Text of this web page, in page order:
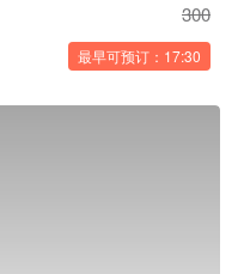
300
最早可预订：17:30